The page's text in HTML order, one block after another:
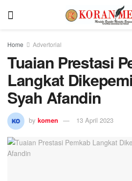
Home Advertorial
Tuaian Prestasi
Langkat
Syah Afandin
by komen 13 April 2023